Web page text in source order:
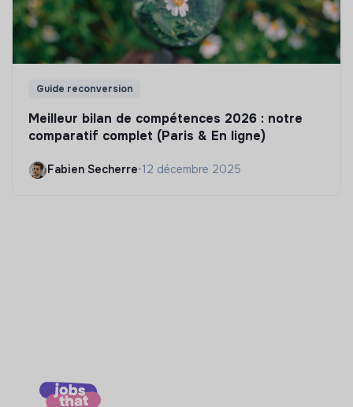
Guide reconversion
Meilleur bilan de compétences 2026 : notre
comparatif complet (Paris & En ligne)
Fabien Secherre•12 décembre 2025